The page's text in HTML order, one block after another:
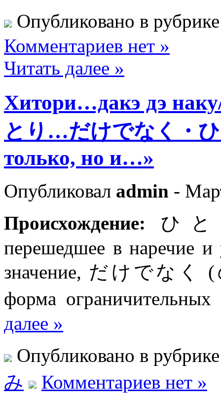
Опубликовано в
Комментариев нет »
Читать далее »
Хитори…дакэ дэ
とり…だけでなく・
только, но и…»
Опубликовал admin -
Происхождение: ひと
перешедшее в наречие и
значение, だけでなく (
форма
далее »
Опубликовано в
み
Комментариев нет »